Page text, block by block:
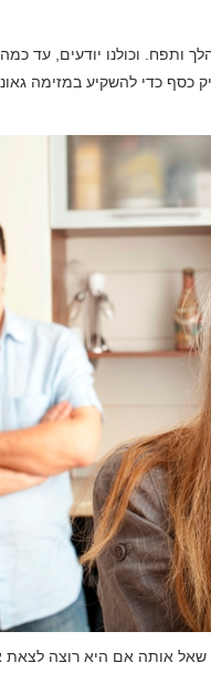
וכולנו יודעים, עד כמה
כסף כדי להשקיע במזימה
שאל אותה אם היא רוצה לצאת